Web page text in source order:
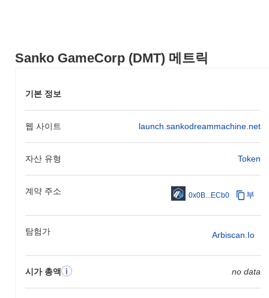
Sanko GameCorp (DMT) 메트릭
기본 정보
웹 사이트 launch.sankodreammachine.net
자산 유형 Token
계약 주소 0x0B...ECb0 부
탐험가 Arbiscan.io
시가 총액 no data
체인 기술을 독특하게 통합하여 상호작용 경험의 개발 및 수익화를
여, 게임 내 구매 및 플레이어 인센티브와 같은 실제 사용 사례를
게임 플레이와 강력한 확장성을 보장합니다.
스에 대한 결제를 할 수 있도록 합니다. 또한, 스테이킹 기회와 거
수 있도록 합니다. 사용자는 DeFi 앱 및 NFT와도 상호작용할 수 있
어 게임 환경 내에서의 전반적인 경험을 향상시킵니다.